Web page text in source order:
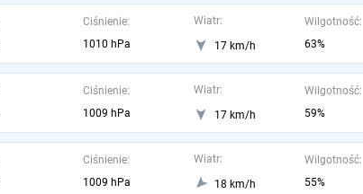
Ciśnienie:
1010 hPa
Wiatr:
17 km/h
Wilgotność:
63%
Ciśnienie:
1009 hPa
Wiatr:
17 km/h
Wilgotność:
59%
Ciśnienie:
1009 hPa
Wiatr:
18 km/h
Wilgotność:
55%